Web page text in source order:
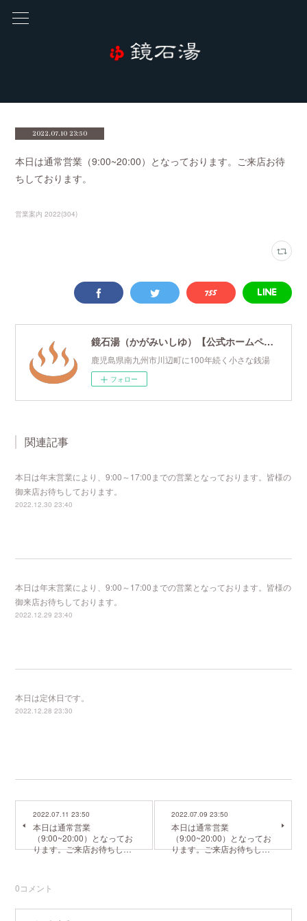
2022.07.10 23:50
本日は通常営業（9:00~20:00）となっております。ご来店お待
ちしております。
営業案内 2022(304)
鏡石湯（かがみいしゆ）【公式ホームページ】
鹿児島県南九州市川辺町に100年続く小さな銭湯
フォロー
関連記事
本日は年末営業により、9:00～17:00までの営業となっております。皆様の
御来店お待ちしております。
2022.12.30 23:40
本日は年末営業により、9:00～17:00までの営業となっております。皆様の
御来店お待ちしております。
2022.12.29 23:40
本日は定休日です。
2022.12.28 23:30
2022.07.11 23:50
本日は通常営業
（9:00~20:00）となってお
ります。ご来店お待ちし…
2022.07.09 23:50
本日は通常営業
（9:00~20:00）となってお
ります。ご来店お待ちし…
0コメント